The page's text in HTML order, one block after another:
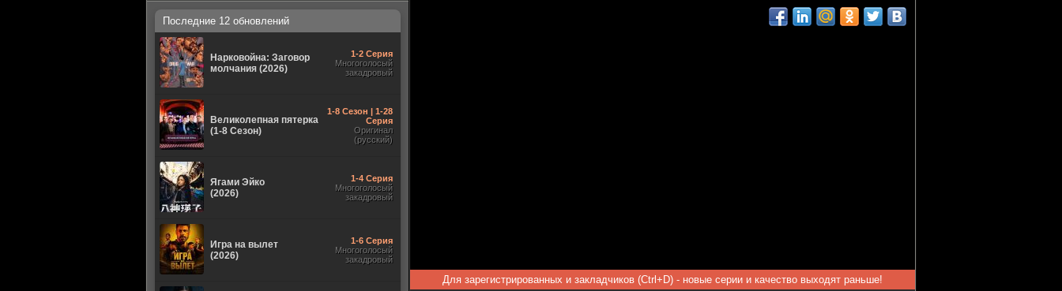
Для зарегистрированных и закладчиков (Ctrl+D) - новые серии и качество выходят раньше!
Последние 12 обновлений
Нарковойна: Заговор
молчания (2026)
1-2 Серия
Многоголосый
закадровый
Великолепная пятерка
(1-8 Сезон)
1-8 Сезон | 1-28
Серия
Оригинал
(русский)
Ягами Эйко
(2026)
1-4 Серия
Многоголосый
закадровый
Игра на вылет
(2026)
1-6 Серия
Многоголосый
закадровый